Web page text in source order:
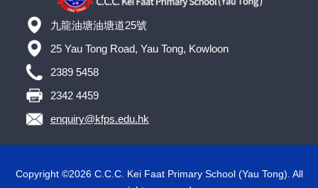
九龍油塘油塘道25號
25 Yau Tong Road, Yau Tong, Kowloon
2389 5458
2342 4459
enquiry@kfps.edu.hk
Copyright ©2026 C.C.C. Kei Faat Primary School (Yau Tong). All